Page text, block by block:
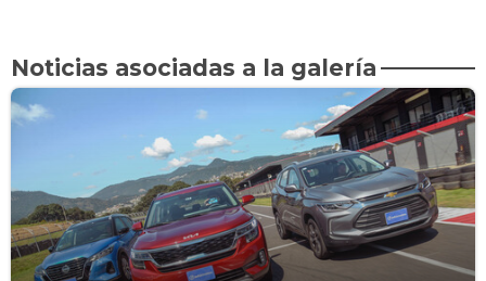
Noticias asociadas a la galería